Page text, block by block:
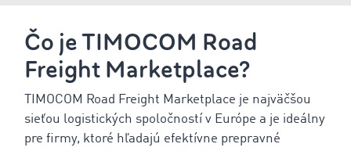
Čo je TIMOCOM Road
Freight Marketplace?
TIMOCOM Road Freight Marketplace je najväčšou
sieťou logistických spoločností v Európe a je ideálny
pre firmy, ktoré hľadajú efektívne prepravné